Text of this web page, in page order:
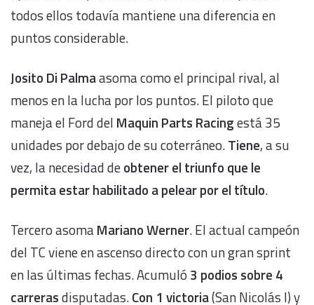
todos ellos todavía mantiene una diferencia en
puntos considerable.
Josito Di Palmaasoma como el principal rival, al
menos en la lucha por los puntos. El piloto que
maneja el Ford del Maquin Parts Racingestá 35
unidades por debajo de su coterráneo.Tiene, a su
vez, la necesidad deobtener el triunfo que le
permita estar habilitado a pelear por el título.
Tercero asomaMariano Werner. El actual campeón
del TC viene en ascenso directo con un gran sprint
en las últimas fechas. Acumuló 3 podios sobre 4
carrerasdisputadas.Con 1 victoria(San Nicolás I) y